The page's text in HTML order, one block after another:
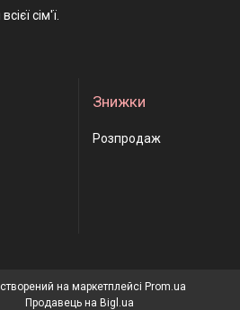
сім'ї.
Знижки
Розпродаж
на маркетплейсі Prom.ua
Продавець на Bigl.ua